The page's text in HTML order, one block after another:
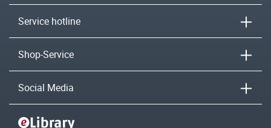
Service hotline
Shop-Service
Social Media